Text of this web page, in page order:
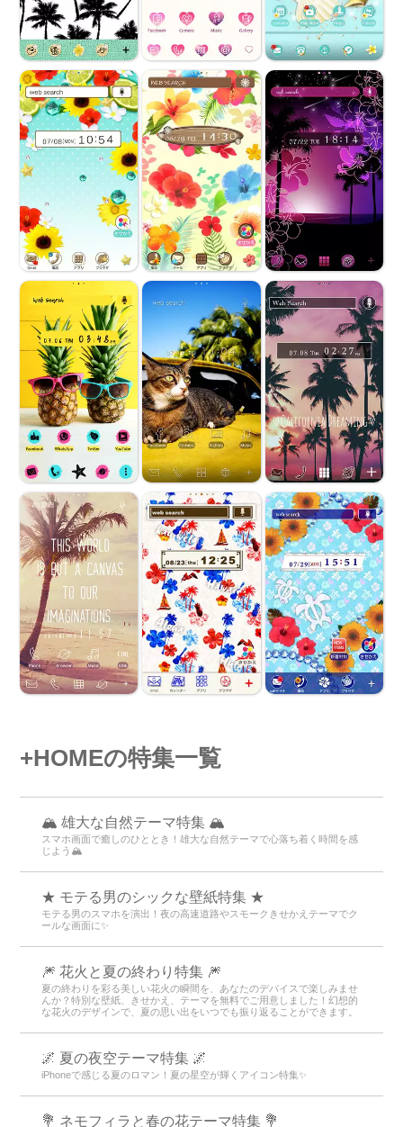
+HOMEの特集一覧
🏔️ 雄大な自然テーマ特集 🏔️
スマホ画面で癒しのひととき！雄大な自然テーマで心落ち着く時間を感
じよう🏔️
★ モテる男のシックな壁紙特集 ★
モテる男のスマホを演出！夜の高速道路やスモークきせかえテーマでク
ールな画面に✨
🎆 花火と夏の終わり特集 🎆
夏の終わりを彩る美しい花火の瞬間を、あなたのデバイスで楽しみませ
んか？特別な壁紙、きせかえ、テーマを無料でご用意しました！幻想的
な花火のデザインで、夏の思い出をいつでも振り返ることができます。
🌌 夏の夜空テーマ特集 🌌
iPhoneで感じる夏のロマン！夏の星空が輝くアイコン特集✨
💐 ネモフィラと春の花テーマ特集 💐